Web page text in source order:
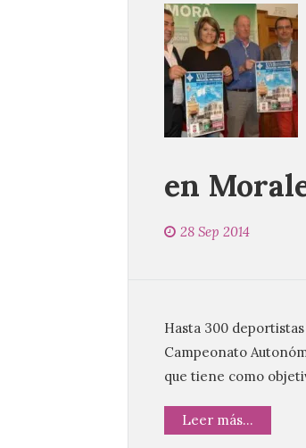
en
28 Sep 2014
Hasta 300
Campeonato
que tiene como
Leer más...